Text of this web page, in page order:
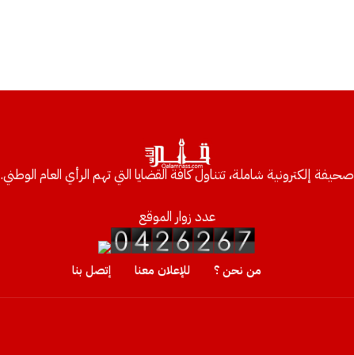
صحيفة إلكترونية شاملة، تتناول كافة القضايا التي تهم الرأي العام الوطني.
عدد زوار الموقع
من نحن ؟ للإعلان معنا إتصل بنا